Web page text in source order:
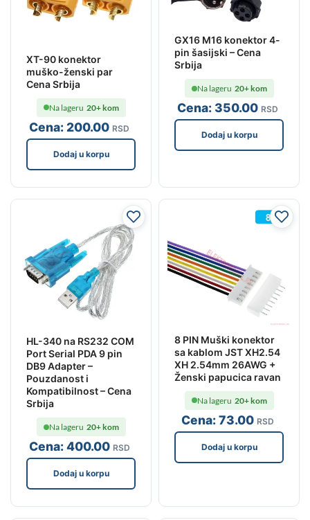
XT-90 konektor
muško-ženski par
Cena Srbija
Cena: 200.00 RSD
Na lageru 20+ kom
Dodaj u korpu
GX16 M16 konektor 4-
pin šasijski – Cena
Srbija
Cena:350.00 RSD
Na lageru 20+ kom
Dodaj u korpu
HL-340 na RS232 COM
Port Serial PDA 9 pin
DB9 Adapter –
Pouzdanost i
Kompatibilnost – Cena
Srbija
Cena:400.00 RSD
Na lageru 20+ kom
Dodaj u korpu
8 PIN Muški konektor
sa kablom JST XH2.54
XH 2.54mm 26AWG +
Ženski papucica ravan
Cena:73.00 RSD
Na lageru 20+ kom
Dodaj u korpu